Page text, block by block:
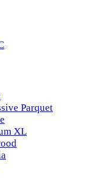
Parquet
XL